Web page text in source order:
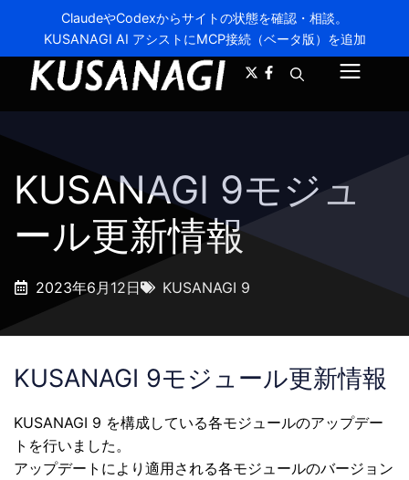
ClaudeやCodexからサイトの状態を確認・相談。
KUSANAGI AI アシストにMCP接続（ベータ版）を追加
ニ
KUSANAGI 9モジュ
ール更新情報
2023年6月12日 KUSANAGI 9
KUSANAGI 9モジュール更新情報
KUSANAGI 9 を構成している各モジュールのアップデー
トを行いました。
アップデートにより適用される各モジュールのバージョン
A- A+